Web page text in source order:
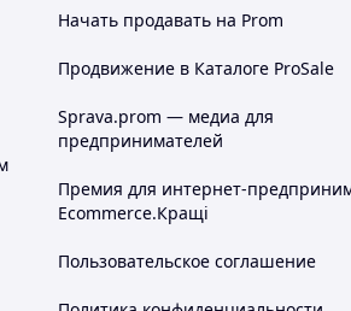
Начать продавать на Prom
Продвижение в Каталоге ProSale
Sprava.prom — медиа для
предпринимателей
Премия для интернет-
Ecommerce.Кращі
Пользовательское соглашение